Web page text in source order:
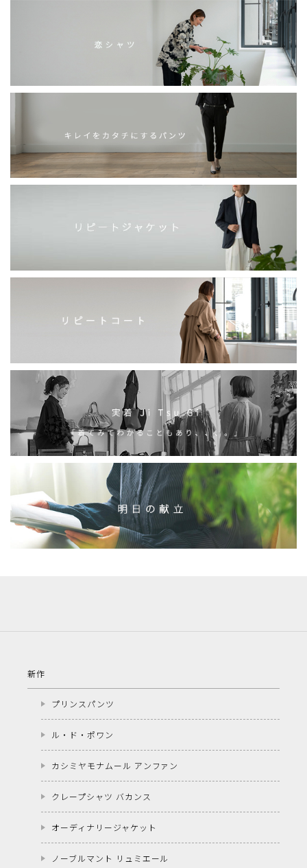
新作
プリンスパンツ
ル・ド・ポワン
カシミヤモナムール アンファン
クレープシャツ バカンス
オーディナリージャケット
ノーブルマント リュミエール